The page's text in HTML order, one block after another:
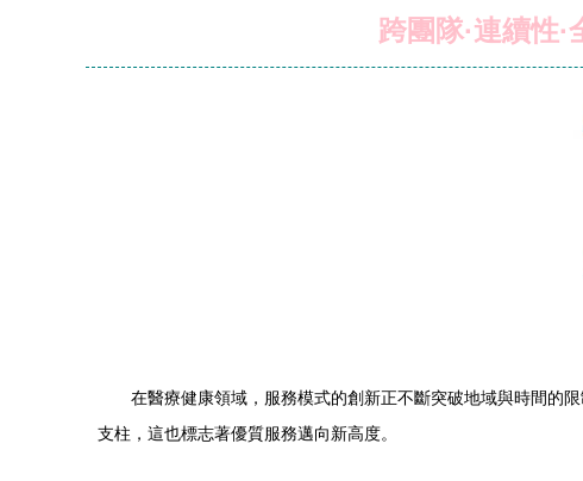
跨團隊·連續性
在醫療健康領域，服務模式的創新正不斷突破地域與時間的
支柱，這也標志著優質服務邁向新高度。